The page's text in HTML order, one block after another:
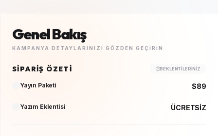
Genel Bakış
KAMPANYA DETAYLARINIZI GÖZDEN GEÇIRIN
SIPARIŞ ÖZETI BEKLENTILERINIZ
Yayın Paketi $89
Yazım Eklentisi ÜCRETSİZ